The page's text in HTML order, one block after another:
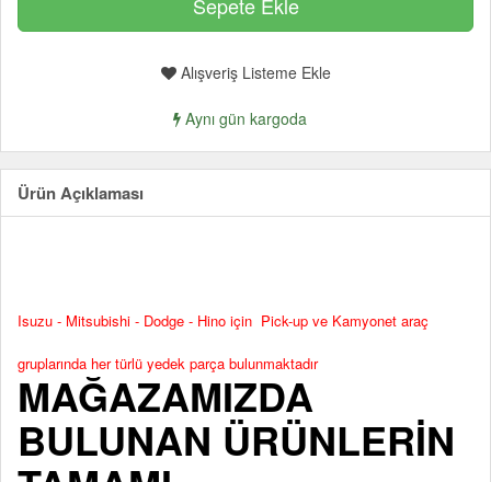
Alışveriş Listeme Ekle
Aynı gün kargoda
Ürün Açıklaması
Isuzu - Mitsubishi - Dodge - Hino için Pick-up ve Kamyonet araç
gruplarında her türlü yedek parça bulunmaktadır
MAĞAZAMIZDA
BULUNAN ÜRÜNLERİN